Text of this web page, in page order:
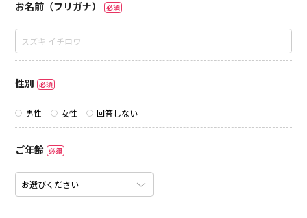
お名前（フリガナ） 必須
性別 必須
男性 女性 回答しない
ご年齢 必須